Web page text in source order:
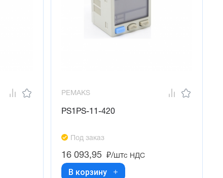
PEMAKS
PS1PS-11-420
Под заказ
16 093,95 ₽/штс НДС
В корзину